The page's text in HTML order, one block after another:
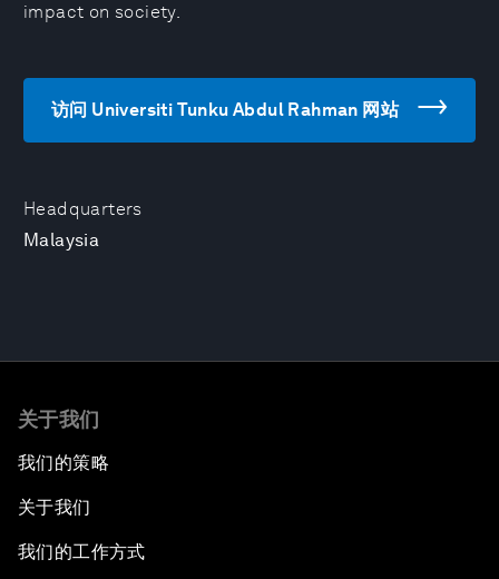
Headquarters
Malaysia
impact on society.
访问 Universiti Tunku Abdul Rahman 网站
关于我们
我们的策略
关于我们
我们的工作方式